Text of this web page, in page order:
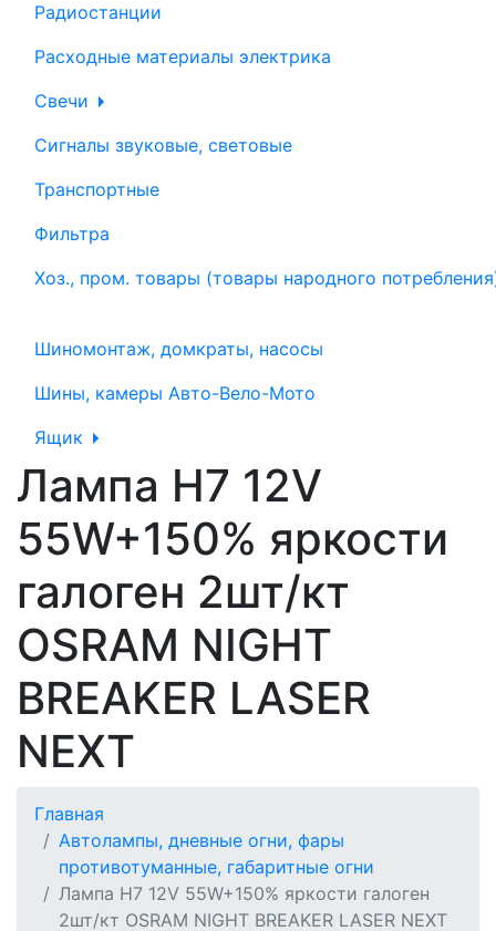
Радиостанции
Расходные материалы электрика
Свечи
Сигналы звуковые, световые
Транспортные
Фильтра
Хоз., пром. товары (товары народного
Шиномонтаж, домкраты, насосы
Шины, камеры Авто-Вело-Мото
Ящик
Лампа Н7 12V
55W+150% яркости
галоген 2шт/кт
OSRAM NIGHT
BREAKER LASER
NEXT
Главная
Автолампы, дневные огни, фары
противотуманные, габаритные огни
Лампа Н7 12V 55W+150% яркости галоген
2шт/кт OSRAM NIGHT BREAKER LASER NEXT